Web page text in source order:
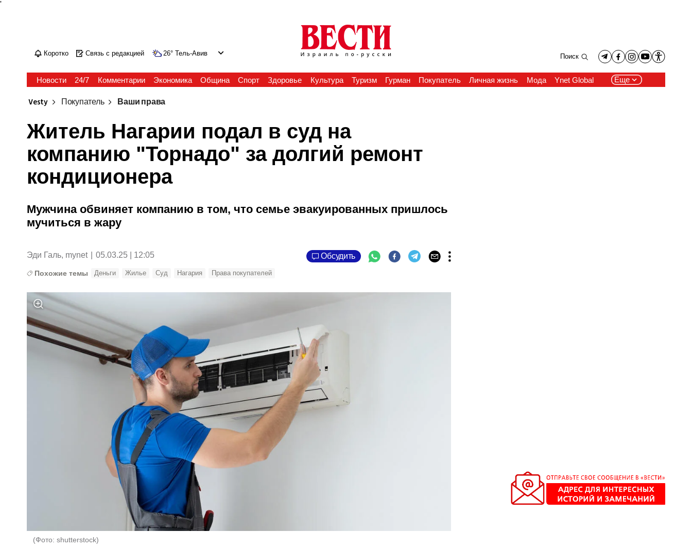
'
Коротко Связь с редакцией 26° Тель-Авив Поиск
Новости 24/7 Комментарии Экономика Община Спорт Здоровье Культура Туризм Гурман Покупатель Личная жизнь Мода Ynet Global Еще
Vesty Покупатель Ваши права
Житель Нагарии подал в суд на
компанию "Торнадо" за долгий ремонт
кондиционера
Мужчина обвиняет компанию в том, что семье эвакуированных пришлось
мучиться в жару
Эди Галь, mynet 05.03.25 | 12:05 Обсудить
Похожие темы Деньги Жилье Суд Нагария Права покупателей
(Фото: shutterstock)